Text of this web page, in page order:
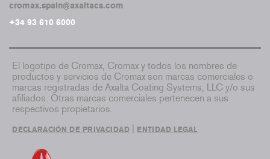
cromax.spain@axaltacs.com
+34 93 610 6000
El logotipo de Cromax, Cromax y todos los nombres de
productos y servicios de Cromax son marcas comerciales o
marcas registradas de Axalta Coating Systems, LLC y/o sus
afiliados. Otras marcas comerciales pertenecen a sus
respectivos propietarios.
DECLARACIÓN DE PRIVACIDAD ENTIDAD LEGAL